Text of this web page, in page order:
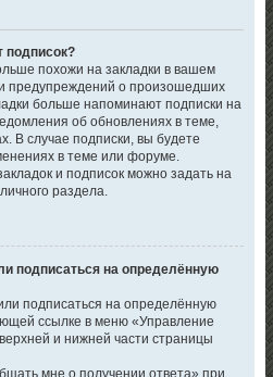
подписок?
похожи на закладки в вашем
предупреждений о произошедших
больше напоминают подписки на
об обновлениях в теме,
В случае подписки, вы будете
в теме или форуме.
и подписок можно задать на
раздела.
подписаться на определённую
подписаться на определённую
ссылке в меню «Управление
и нижней части страницы
мне о получении ответа» при